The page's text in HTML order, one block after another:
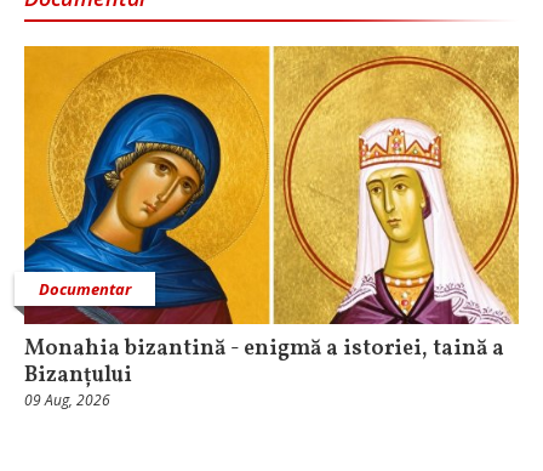
Documentar
Monahia bizantină - enigmă a istoriei, taină a
Bizanțului
09 Aug, 2026